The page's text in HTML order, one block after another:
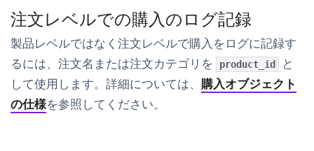
注文レベルでの購入のログ記録
製品レベルではなく注文レベルで購入をログに記録す
るには、注文名または注文カテゴリを
product_id
と
して使用します。詳細については、 購入オブジェクト
の仕様を参照してください。